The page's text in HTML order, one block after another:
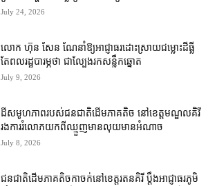
July 24, 2026
លោក ហ៊ុន សែន ណែ​នាំ​ឱ្យ​អាជ្ញាធរ​ដោះស្រាយ​ជម្លោះ​ដីធ្លី
តែ​ពលរដ្ឋ​បារម្ភ​ថា ជា​ល្បែង​រក​សន្លឹក​ឆ្នោត
July 9, 2026
ដី​សមូហភាព​របស់​ជន​ជាតិ​ដើម​ភាគតិច នៅ​ខេត្ត​មណ្ឌលគិរី
រង​ការរំលោភ​យក​ពី​ឈ្មួញ​មាន​លុយ​មាន​អំណាច
July 8, 2026
ជនជាតិ​ដើម​ភាគតិច​កាចក់​នៅ​ខេត្តរតនគិរី ប្ដឹង​អាជ្ញាធរ​ភូមិ​